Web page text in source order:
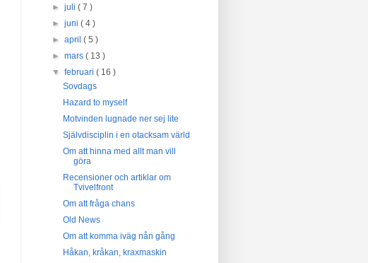
►juli( 7 )
►juni( 4 )
►april( 5 )
►mars( 13 )
▼februari( 16 )
Sovdags
Hazard to myself
Motvinden lugnade ner sej lite
Självdisciplin i en otacksam värld
Om att hinna med allt man vill
göra
Recensioner och artiklar om
Tvivelfront
Om att fråga chans
Old News
Om att komma iväg nån gång
Håkan, kråkan, kraxmaskin